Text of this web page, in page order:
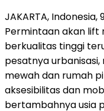
JAKARTA, Indonesia,
Permintaanakan lift
berkualitas tinggi
pesatnya
mewah dan rumah
aksesibilitas dan
bertambahnya usia